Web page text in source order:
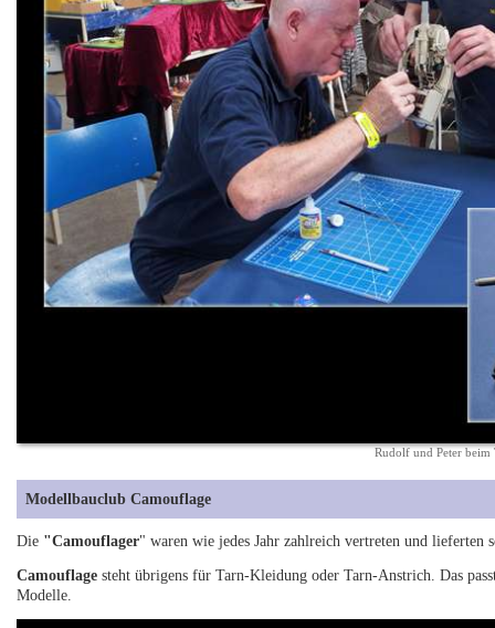
Rudolf und Peter beim
Modellbauclub Camouflage
Die "Camouflager" waren wie jedes Jahr zahlreich vertreten und lieferten
Camouflage steht übrigens für Tarn-Kleidung oder Tarn-Anstrich. Das
Modelle.